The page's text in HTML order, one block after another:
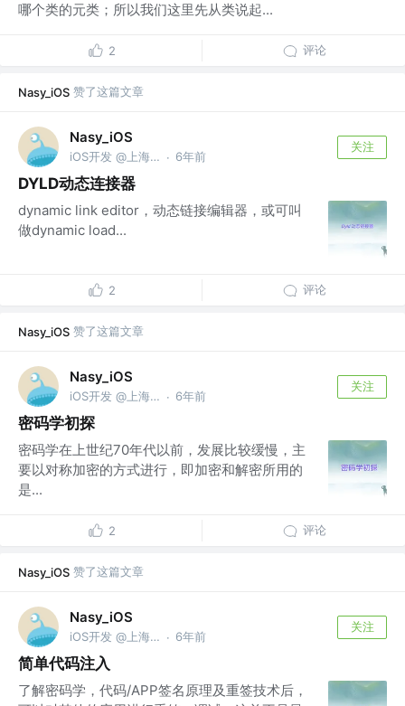
哪个类的元类；所以我们这里先从类说起...
2 评论
Nasy_iOS 赞了这篇文章
Nasy_iOS
iOS开发 @上海屹通 · 6年前
关注
DYLD动态连接器
dynamic link editor，动态链接编辑器，或可叫
做dynamic load...
2 评论
Nasy_iOS 赞了这篇文章
Nasy_iOS
iOS开发 @上海屹通 · 6年前
关注
密码学初探
密码学在上世纪70年代以前，发展比较缓慢，主
要以对称加密的方式进行，即加密和解密所用的
是...
2 评论
Nasy_iOS 赞了这篇文章
Nasy_iOS
iOS开发 @上海屹通 · 6年前
关注
简单代码注入
了解密码学，代码/APP签名原理及重签技术后，